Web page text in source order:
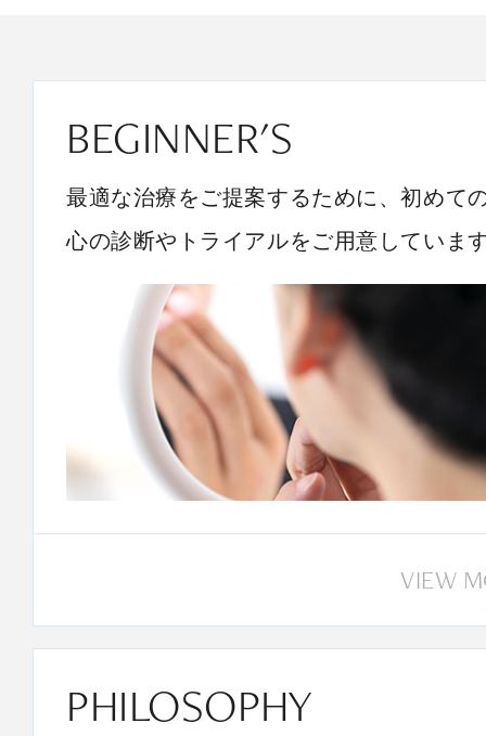
BEGINNER'S
最適な治療をご提案するために、初めて
心の診断やトライアルをご用意していま
VIEW
PHILOSOPHY